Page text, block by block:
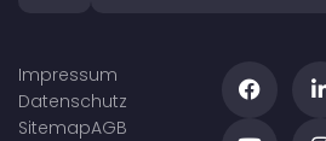
Impressum
Datenschutz
SitemapAGB